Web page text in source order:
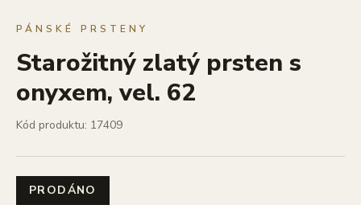
PÁNSKÉ PRSTENY
Starožitný zlatý prsten s
onyxem, vel. 62
Kód produktu: 17409
PRODÁNO